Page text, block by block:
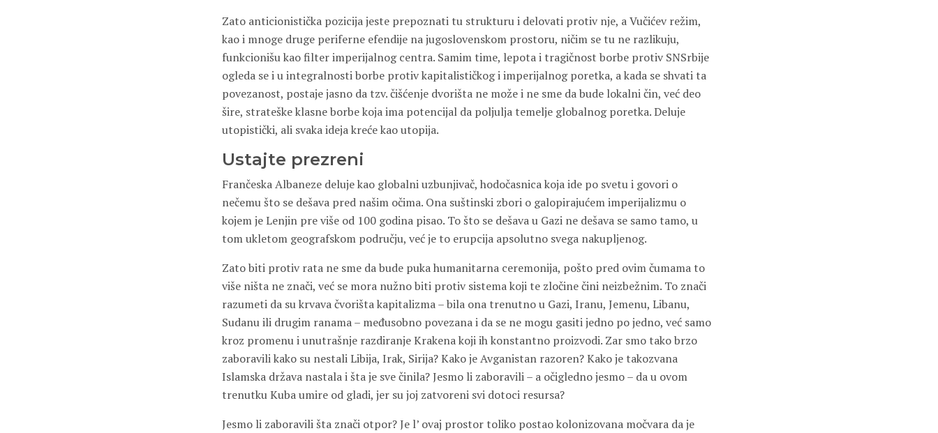
Zato anticionistička pozicija jeste prepoznati tu strukturu i delovati protiv nje, a Vučićev režim,
kao i mnoge druge periferne efendije na jugoslovenskom prostoru, ničim se tu ne razlikuju,
funkcionišu kao filter imperijalnog centra. Samim time, lepota i tragičnost borbe protiv SNSrbije
ogleda se i u integralnosti borbe protiv kapitalističkog i imperijalnog poretka, a kada se shvati ta
povezanost, postaje jasno da tzv. čišćenje dvorišta ne može i ne sme da bude lokalni čin, već deo
šire, strateške klasne borbe koja ima potencijal da poljulja temelje globalnog poretka. Deluje
utopistički, ali svaka ideja kreće kao utopija.
Ustajte prezreni
Frančeska Albaneze deluje kao globalni uzbunjivač, hodočasnica koja ide po svetu i govori o
nečemu što se dešava pred našim očima. Ona suštinski zbori o galopirajućem imperijalizmu o
kojem je Lenjin pre više od 100 godina pisao. To što se dešava u Gazi ne dešava se samo tamo, u
tom ukletom geografskom području, već je to erupcija apsolutno svega nakupljenog.
Zato biti protiv rata ne sme da bude puka humanitarna ceremonija, pošto pred ovim čumama to
više ništa ne znači, već se mora nužno biti protiv sistema koji te zločine čini neizbežnim. To znači
razumeti da su krvava čvorišta kapitalizma – bila ona trenutno u Gazi, Iranu, Jemenu, Libanu,
Sudanu ili drugim ranama – međusobno povezana i da se ne mogu gasiti jedno po jedno, već samo
kroz promenu i unutrašnje razdiranje Krakena koji ih konstantno proizvodi. Zar smo tako brzo
zaboravili kako su nestali Libija, Irak, Sirija? Kako je Avganistan razoren? Kako je takozvana
Islamska država nastala i šta je sve činila? Jesmo li zaboravili – a očigledno jesmo – da u ovom
trenutku Kuba umire od gladi, jer su joj zatvoreni svi dotoci resursa?
Jesmo li zaboravili šta znači otpor? Je l’ ovaj prostor toliko postao kolonizovana močvara da je